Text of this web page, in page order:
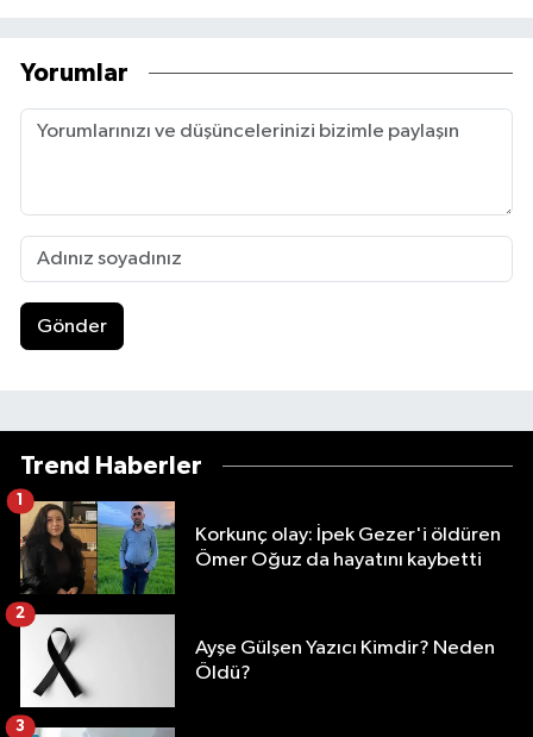
Yorumlar
Gönder
Trend Haberler
Korkunç olay: İpek Gezer'i öldüren
Ömer Oğuz da hayatını kaybetti
1
Ayşe Gülşen Yazıcı Kimdir? Neden
Öldü?
2
3